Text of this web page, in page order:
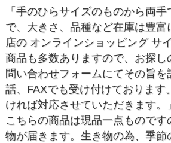
「手のひらサイズのものから両手
で、大きさ、品種など在庫は豊富
店の オンラインショッピング サ
商品も多数ありますので、お探し
問い合わせフォームにてその旨を
話、FAXでも受け付けております
ければ対応させていただきます。」
こちらの商品は現品一点ものです
物が届きます。生き物の為、季節